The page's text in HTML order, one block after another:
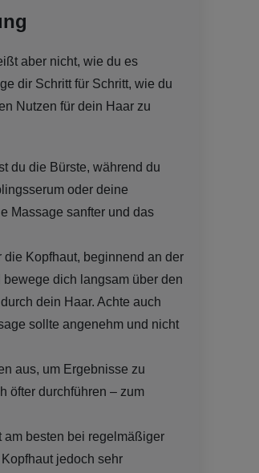
aber nicht, wie du es
dir Schritt für Schritt, wie du
Nutzen für dein Haar zu
du die Bürste, während du
oder deine
Massage sanfter und das
Kopfhaut, beginnend an der
dich langsam über den
dein Haar. Achte auch
sollte angenehm und nicht
aus, um Ergebnisse zu
öfter durchführen – zum
am besten bei regelmäßiger
jedoch sehr